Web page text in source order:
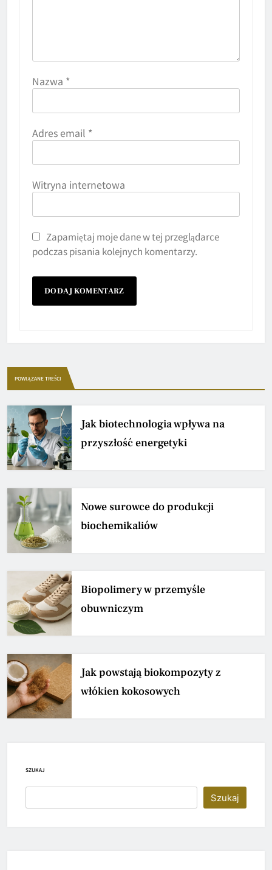
Nazwa *
Adres email *
Witryna internetowa
Zapamiętaj moje dane w tej przeglądarce
podczas pisania kolejnych komentarzy.
POWIĄZANE TREŚCI
Jak biotechnologia wpływa na
przyszłość energetyki
Nowe surowce do produkcji
biochemikaliów
Biopolimery w przemyśle
obuwniczym
Jak powstają biokompozyty z
włókien kokosowych
SZUKAJ
Szukaj